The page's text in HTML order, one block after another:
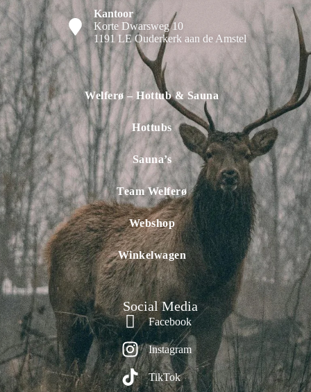
Kantoor
Korte Dwarsweg 10
1191 LE Ouderkerk aan de Amstel
Welferø – Hottub & Sauna
Hottubs
Sauna’s
Team Welferø
Webshop
Winkelwagen
Social Media
Facebook
Instagram
TikTok